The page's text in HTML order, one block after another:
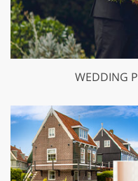
WEDDING